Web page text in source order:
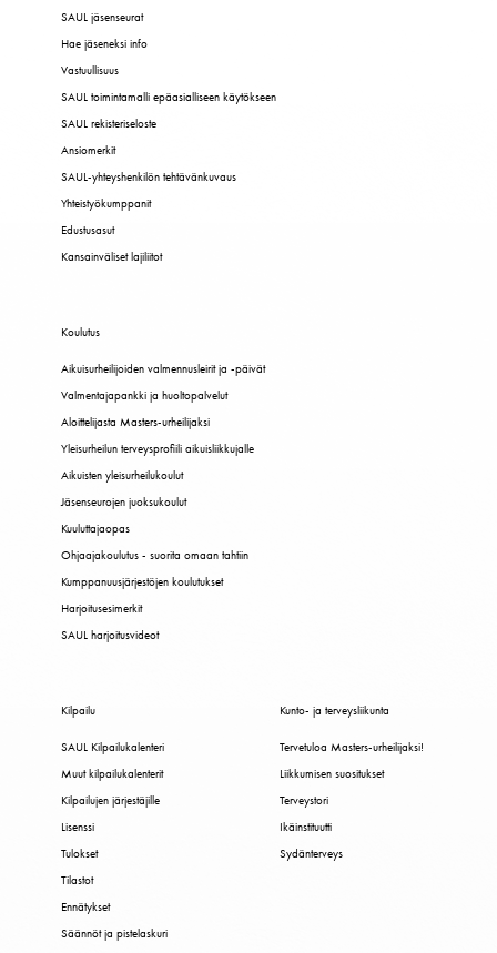
SAUL jäsenseurat
Hae jäseneksi info
Vastuullisuus
SAUL toimintamalli epäasialliseen käytökseen
SAUL rekisteriseloste
Ansiomerkit
SAUL-yhteyshenkilön tehtävänkuvaus
Yhteistyökumppanit
Edustusasut
Kansainväliset lajiliitot
Koulutus
Aikuisurheilijoiden valmennusleirit ja -päivät
Valmentajapankki ja huoltopalvelut
Aloittelijasta Masters-urheilijaksi
Yleisurheilun terveysprofiili aikuisliikkujalle
Aikuisten yleisurheilukoulut
Jäsenseurojen juoksukoulut
Kuuluttajaopas
Ohjaajakoulutus - suorita omaan tahtiin
Kumppanuusjärjestöjen koulutukset
Harjoitusesimerkit
SAUL harjoitusvideot
Kilpailu
SAUL Kilpailukalenteri
Muut kilpailukalenterit
Kilpailujen järjestäjille
Lisenssi
Tulokset
Tilastot
Ennätykset
Säännöt ja pistelaskuri
Kunto- ja terveysliikunta
Tervetuloa Masters-urheilijaksi!
Liikkumisen suositukset
Terveystori
Ikäinstituutti
Sydänterveys